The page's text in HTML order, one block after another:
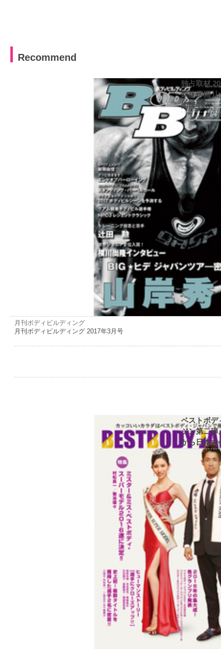
Recommend
独占取材
凱旋帰国
尚隆 ほか
月刊ボディビルディング
月刊ボディビルディング 2017年3月号
ベストボデ
ジン第二弾
から日本大